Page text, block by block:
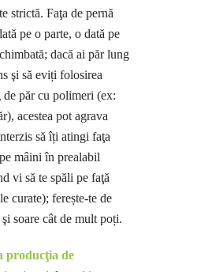
strictă. Faţa de pernă
pe o parte, o dată pe
dacă ai păr lung
şi să eviți folosirea
păr cu polimeri (ex:
acestea pot agrava
să îți atingi faţa
mâini în prealabil
vi să te spăli pe faţă
curate); ferește-te de
soare cât de mult poți.
producţia de